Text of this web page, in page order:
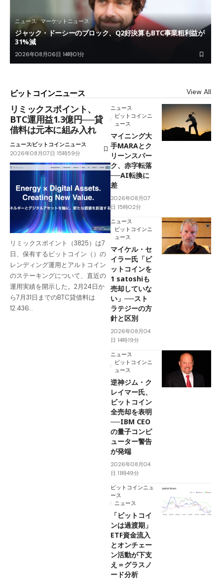
ニュース マーケットニュース
ジャック・ドーシーのブロック、Q2好決算もBTC事業粗利益が
31%減
2026年08月06日 14時01分
ビットコインニュース View All
リミックスポイント、
BTC運用益1.3億円──貸
借料は元本に組み入れ
ニュースビットコインニュース
2026年08月07日 15時59分
リミックスポイント（3825）は7
日、保有するビットコイン（）の
レンディング運用とアルトコイン
のステーキングについて、直近の
運用実績を開示した。2月24日か
ら7月31日までのBTC貸借料は
12.436…
ニュース
ビットコインニ
ュース
マイニング大
手MARAとク
リーンスパー
ク、赤字転落
──AI転換に
差
2026年08月07
日 15時02分
ニュース
ビットコインニ
ュース
マイケル・セ
イラー氏「ビ
ットコインを
1 satoshiも
売却していな
い」──スト
ラテジーの方
針と区別
2026年08月04
日 14時19分
ニュース
ビットコインニ
ュース
逆神ジム・ク
レイマー氏、
ビットコイン
全売却を表明
──IBM CEO
の量子コンピ
ューター警告
が発端
2026年08月04
日 11時49分
ビットコインニュ
ース
ニュース
「ビットコイ
ンは過渡期」
ETF資金流入
とオンチェー
ン活動が下支
え＝グラスノ
ード分析